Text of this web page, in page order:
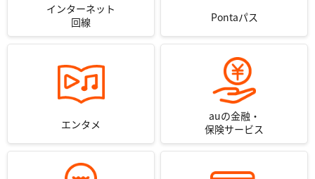
インターネット
回線
Pontaパス
エンタメ
auの金融・
保険サービス